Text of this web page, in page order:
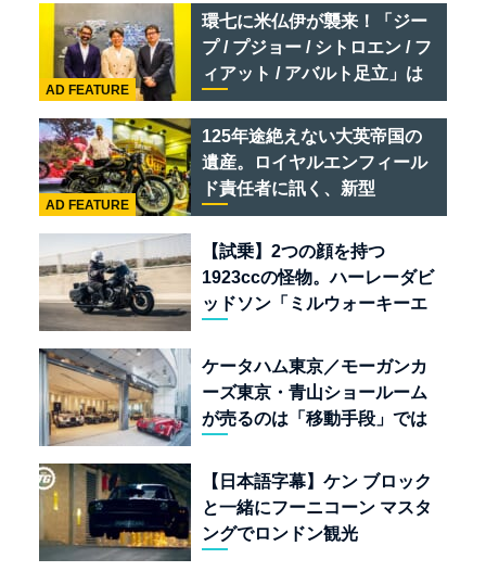
リオ /ベントレー スーパース
ポーツ
環七に米仏伊が襲来！「ジー
プ / プジョー / シトロエン / フ
ィアット / アバルト足立」は
クルマのセレクトショップで
ある
AD FEATURE
125年途絶えない大英帝国の
遺産。ロイヤルエンフィール
ド責任者に訊く、新型
「BULLET 650」と“時間の
質”を愛する理由
AD FEATURE
【試乗】2つの顔を持つ
1923ccの怪物。ハーレーダビ
ッドソン「ミルウォーキーエ
ケータハム東京／モーガンカ
ーズ東京・青山ショールーム
が売るのは「移動手段」では
【日本語字幕】ケン ブロック
と一緒にフーニコーン マスタ
ングでロンドン観光